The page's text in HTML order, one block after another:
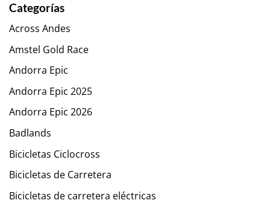
Categorías
Across Andes
Amstel Gold Race
Andorra Epic
Andorra Epic 2025
Andorra Epic 2026
Badlands
Bicicletas Ciclocross
Bicicletas de Carretera
Bicicletas de carretera eléctricas